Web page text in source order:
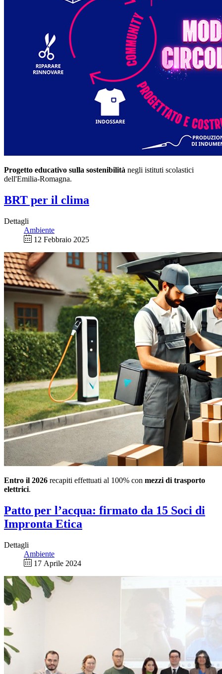
Progetto educativo sulla sostenibilità negli istituti scolastici
dell'Emilia-Romagna.
BRT per il clima
Dettagli
Ambiente
12 Febbraio 2025
Entro il 2026 recapiti effettuati al 100% con mezzi di trasporto
elettrici.
Patto per l’acqua: firmato da 15 Soci di
Impronta Etica
Dettagli
Ambiente
17 Aprile 2024